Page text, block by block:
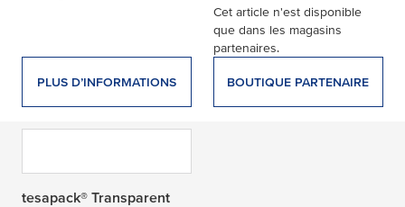
PLUS D’INFORMATIONS
Cet article n'est disponible
que dans les magasins
partenaires.
BOUTIQUE PARTENAIRE
tesapack® Transparent